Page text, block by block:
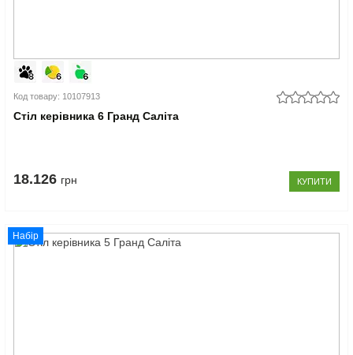
Код товару: 10107913
Стіл керівника 6 Гранд Саліта
18.126 грн КУПИТИ
Набір